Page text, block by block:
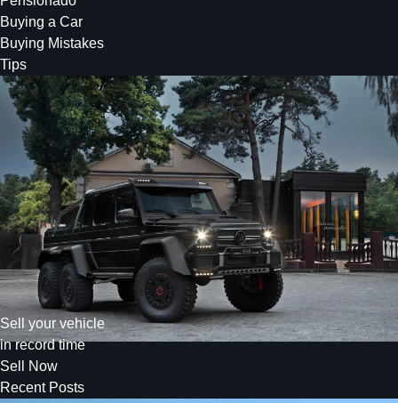
Buying a Car
Buying Mistakes
Tips
Sell your vehicle
in record time
Sell Now
Recent Posts